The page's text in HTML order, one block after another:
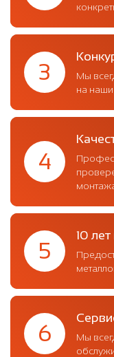
3
Мы
на
4
5
10 лет
6
Мы